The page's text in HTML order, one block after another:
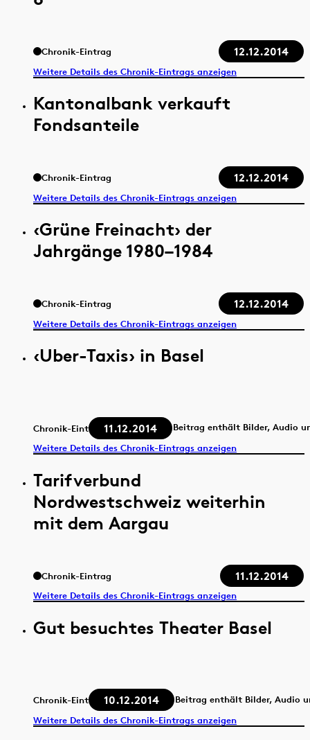
Chronik-Eintrag 12.12.2014
Weitere Details des Chronik-Eintrags anzeigen
Kantonalbank verkauft
Fondsanteile
Chronik-Eintrag 12.12.2014
Weitere Details des Chronik-Eintrags anzeigen
‹Grüne Freinacht› der
Jahrgänge 1980–1984
Chronik-Eintrag 12.12.2014
Weitere Details des Chronik-Eintrags anzeigen
‹Uber-Taxis› in Basel
Chronik-Eintrag 11.12.2014
Beitrag enthält Bilder, Audio
Weitere Details des Chronik-Eintrags anzeigen
Tarifverbund
Nordwestschweiz weiterhin
mit dem Aargau
Chronik-Eintrag 11.12.2014
Weitere Details des Chronik-Eintrags anzeigen
Gut besuchtes Theater Basel
Chronik-Eintrag 10.12.2014
Beitrag enthält Bilder, Audio
Weitere Details des Chronik-Eintrags anzeigen